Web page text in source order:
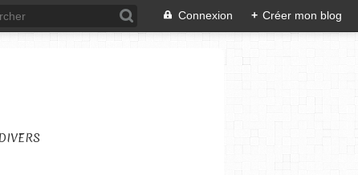
Connexion + Créer mon blog
DIVERS